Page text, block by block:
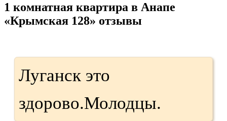
1 комнатная квартира в Анапе
«Крымская 128» отзывы
Луганск это
здорово.Молодцы.